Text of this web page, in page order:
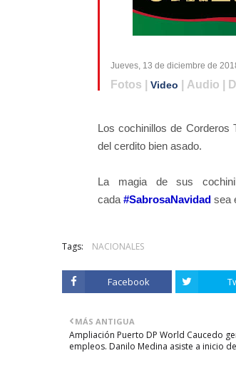
Jueves, 13 de diciembre de
Fotos | Video | Audio |
Los cochinillos de Corderos
del cerdito bien asado.
La magia de sus
cada #SabrosaNavidad sea
Tags: NACIONALES
Facebook
MÁS ANTIGUA
Ampliación Puerto DP World Caucedo
empleos. Danilo Medina asiste a inicio